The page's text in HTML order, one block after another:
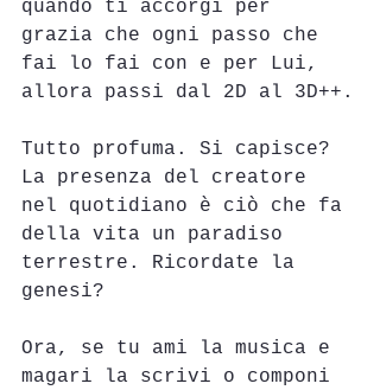
quando ti accorgi per
grazia che ogni passo che
fai lo fai con e per Lui,
allora passi dal 2D al 3D++.
Tutto profuma. Si capisce?
La presenza del creatore
nel quotidiano è ciò che fa
della vita un paradiso
terrestre. Ricordate la
genesi?
Ora, se tu ami la musica e
magari la scrivi o componi